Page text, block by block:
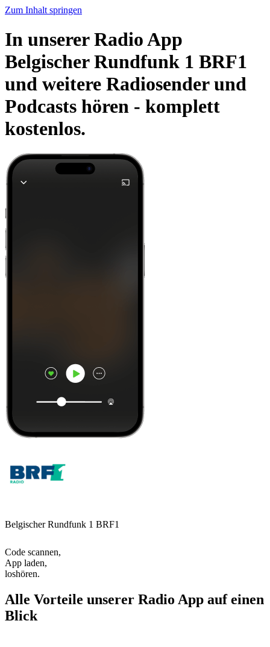
Zum Inhalt springen
In unserer Radio App
Belgischer Rundfunk 1 BRF1
und weitere Radiosender und
Podcasts hören - komplett
kostenlos.
Belgischer Rundfunk 1 BRF1
Code scannen,
App laden,
loshören.
Alle Vorteile unserer Radio App auf einen
Blick